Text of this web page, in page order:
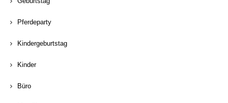
Pferdeparty
Kindergeburtstag
Kinder
Büro